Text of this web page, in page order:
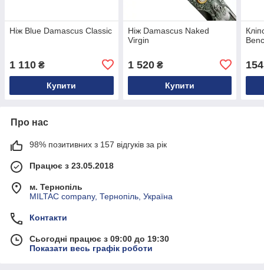
Ніж Blue Damascus Classic
1 110 ₴
Купити
Ніж Damascus Naked
Virgin
1 520₴
Купити
154
Про нас
98% позитивних з 157 відгуків за рік
Працює з 23.05.2018
м. Тернопіль
MILTAC company, Тернопіль, Україна
Контакти
Сьогодні працює з 09:00 до 19:30
Показати весь графік роботи